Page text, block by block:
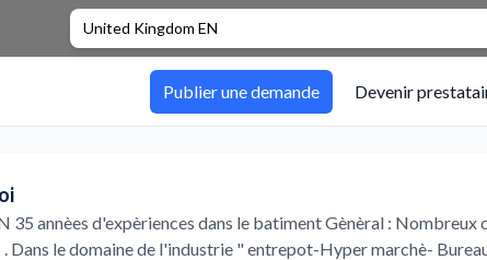
United Kingdom EN
Publier une demande Devenir
35 annèes d'expèriences dans le batiment Gènèral : Nombreux
Dans le domaine de l'industrie " entrepot-Hyper marchè-